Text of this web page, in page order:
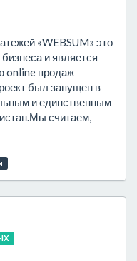
«WEBSUM» это
и является
online продаж
был запущен в
и единственным
считаем,
IX